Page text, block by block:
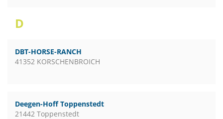
D
DBT-HORSE-RANCH
41352 KORSCHENBROICH
Deegen-Hoff Toppenstedt
21442 Toppenstedt